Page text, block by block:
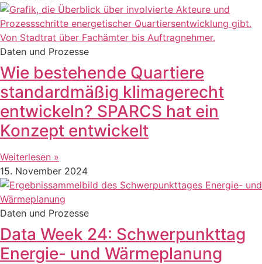
Daten und Prozesse
Wie bestehende Quartiere
standardmäßig klimagerecht
entwickeln? SPARCS hat ein
Konzept entwickelt
Weiterlesen »
15. November 2024
Daten und Prozesse
Data Week 24: Schwerpunkttag
Energie- und Wärmeplanung